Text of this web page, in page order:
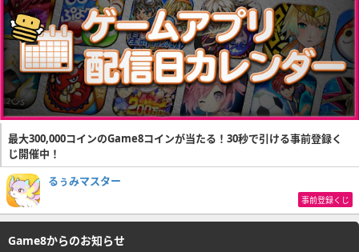
最大300,000コインのGame8コインが当たる！30秒で引ける事前登録く
じ開催中！
るぅみマスター
事前登録くじ
Game8からのお知らせ